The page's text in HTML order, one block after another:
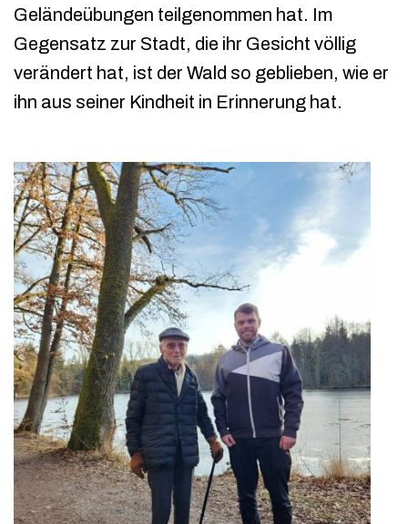
Geländeübungen teilgenommen hat. Im
Gegensatz zur Stadt, die ihr Gesicht völlig
verändert hat, ist der Wald so geblieben, wie er
ihn aus seiner Kindheit in Erinnerung hat.